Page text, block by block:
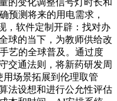
预测将来的用电需求，
，软件定制开辟：找对办
球的当下，为教师供给改
艺的全球普及。通过度
交通法则，将新药研发周
用场景拓展到伦理取管
法设想和进行公允性评估